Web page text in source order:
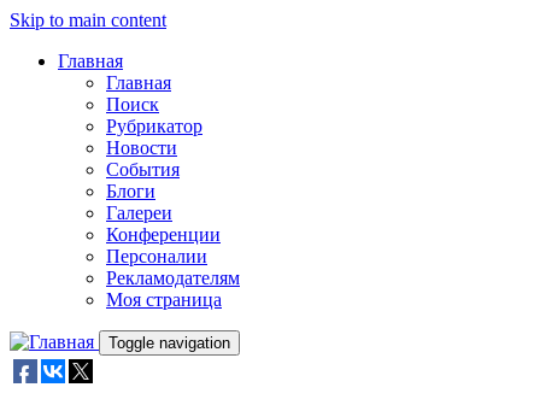
Skip to main content
Главная
Главная
Поиск
Рубрикатор
Новости
События
Блоги
Галереи
Конференции
Персоналии
Рекламодателям
Моя страница
Toggle navigation